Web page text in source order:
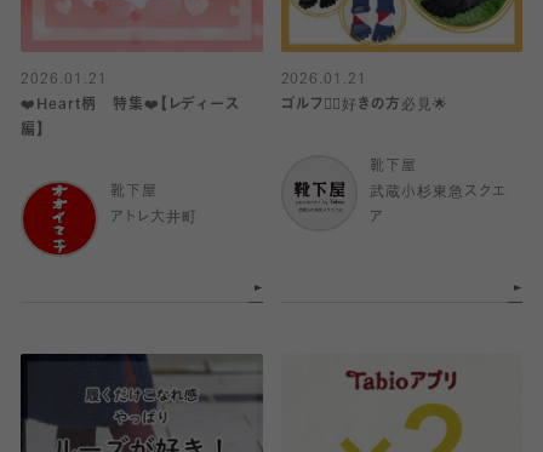
2026.01.21
❤️Heart柄 特集❤️【レディース
編】
靴下屋
アトレ大井町
2026.01.21
ゴルフ🏌️‍♂️好きの方必見🌟
靴下屋
武蔵小杉東急スクエ
ア